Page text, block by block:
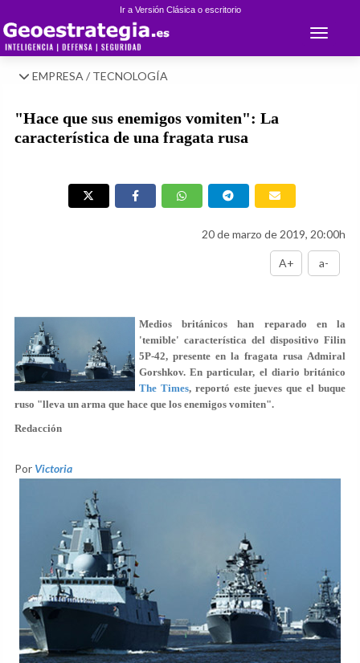
Ir a Versión Clásica o escritorio
Toggle
EMPRESA / TECNOLOGÍA
"Hace que sus enemigos vomiten": La
característica de una fragata rusa
20 de marzo de 2019, 20:00h
A+ a-
Medios británicos han reparado en la
'temible' característica del dispositivo Filin
5P-42, presente en la fragata rusa Admiral
Gorshkov. En particular, el diario británico
The Times, reportó este jueves que el buque
ruso "lleva un arma que hace que los enemigos vomiten".
Redacción
Por Victoria